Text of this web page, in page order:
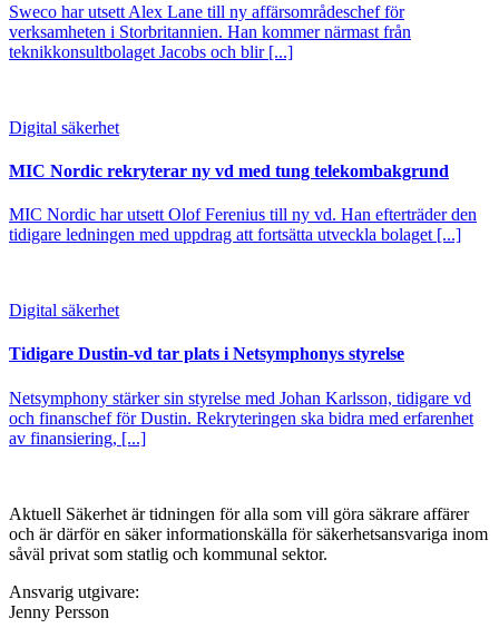
Sweco har utsett Alex Lane till ny affärsområdeschef för
verksamheten i Storbritannien. Han kommer närmast från
teknikkonsultbolaget Jacobs och blir [...]
Digital säkerhet
MIC Nordic rekryterar ny vd med tung telekombakgrund
MIC Nordic har utsett Olof Ferenius till ny vd. Han efterträder den
tidigare ledningen med uppdrag att fortsätta utveckla bolaget [...]
Digital säkerhet
Tidigare Dustin-vd tar plats i Netsymphonys styrelse
Netsymphony stärker sin styrelse med Johan Karlsson, tidigare vd
och finanschef för Dustin. Rekryteringen ska bidra med erfarenhet
av finansiering, [...]
Aktuell Säkerhet är tidningen för alla som vill göra säkrare affärer
och är därför en säker informationskälla för säkerhets­ansvariga inom
såväl privat som statlig och kommunal sektor.
Ansvarig utgivare:
Jenny Persson